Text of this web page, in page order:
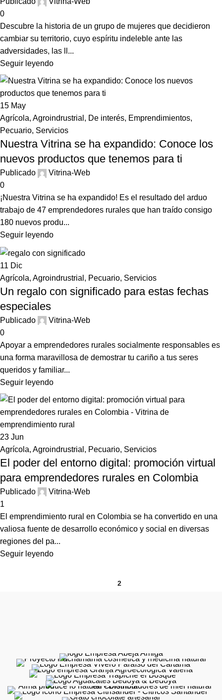
0
Descubre la historia de un grupo de mujeres que decidieron
cambiar su territorio, cuyo espíritu indeleble ante las
adversidades, las ll...
Seguir leyendo
15 May
Agrícola, Agroindrustrial , De interés, Emprendimientos,
Pecuario, Servicios
Nuestra Vitrina se ha expandido: Conoce los
nuevos productos que tenemos para ti
Publicado
Vitrina-Web
0
¡Nuestra Vitrina se ha expandido! Es el resultado del arduo
trabajo de 47 emprendedores rurales que han traído consigo
180 nuevos produ...
Seguir leyendo
11 Dic
Agrícola, Agroindrustrial , Pecuario, Servicios
Un regalo con significado para estas fechas
especiales
Publicado
Vitrina-Web
0
Apoyar a emprendedores rurales socialmente responsables es
una forma maravillosa de demostrar tu cariño a tus seres
queridos y familiar...
Seguir leyendo
23 Jun
Agrícola, Agroindrustrial , Pecuario, Servicios
El poder del entorno digital: promoción virtual
para emprendedores rurales en Colombia
Publicado
Vitrina-Web
1
El emprendimiento rural en Colombia se ha convertido en una
valiosa fuente de desarrollo económico y social en diversas
regiones del pa...
Seguir leyendo
2